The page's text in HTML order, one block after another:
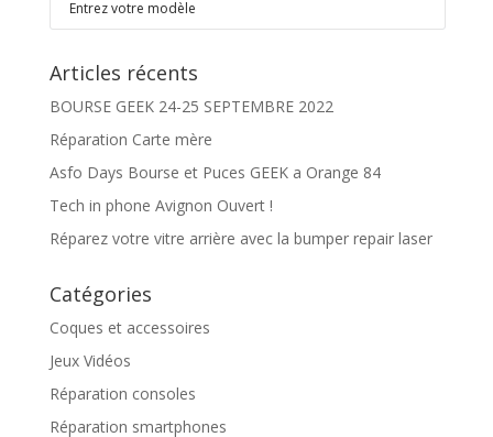
Articles récents
BOURSE GEEK 24-25 SEPTEMBRE 2022
Réparation Carte mère
Asfo Days Bourse et Puces GEEK a Orange 84
Tech in phone Avignon Ouvert !
Réparez votre vitre arrière avec la bumper repair laser
Catégories
Coques et accessoires
Jeux Vidéos
Réparation consoles
Réparation smartphones